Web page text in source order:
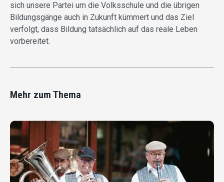
sich unsere Partei um die Volksschule und die übrigen
Bildungsgänge auch in Zukunft kümmert und das Ziel
verfolgt, dass Bildung tatsächlich auf das reale Leben
vorbereitet.
Mehr zum Thema